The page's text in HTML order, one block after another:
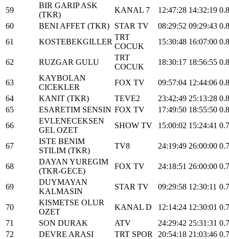
59
BIR GARIP ASK
(TKR)
KANAL 7 12:47:28 14:32:19
60
BENI AFFET (TKR) STAR TV 08:29:52 09:29:43
61
KOSTEBEKGILLER
TRT
COCUK
15:30:48 16:07:00
62 RUZGAR GULU
TRT
COCUK
18:30:17 18:56:55
63
KAYBOLAN
CICEKLER
FOX TV 09:57:04 12:44:06
64
KANIT (TKR) TEVE2 23:42:49 25:13:28
65
ESARETIM SENSIN FOX TV 17:49:50 18:55:50
66
EVLENECEKSEN
GEL OZET
SHOW TV 15:00:02 15:24:41
67
ISTE BENIM
STILIM (TKR)
TV8 24:19:49 26:00:00
68
DAYAN YUREGIM
(TKR-GECE)
FOX TV 24:18:51 26:00:00
69
DUYMAYAN
KALMASIN
STAR TV 09:29:58 12:30:11
70
KISMETSE OLUR
OZET
KANAL D 12:14:24 12:30:01
71
SON DURAK ATV 24:29:42 25:31:31
72
DEVRE ARASI TRT SPOR 20:54:18 21:03:46